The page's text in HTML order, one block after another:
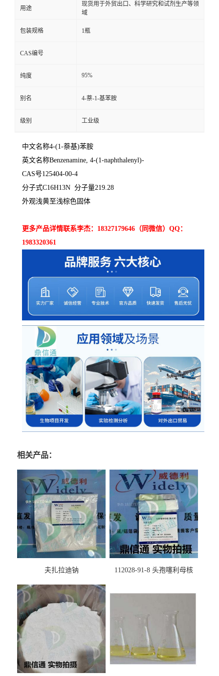
用途
现货用于外贸出口、科学研究和试剂生产等领
域
包装规格 1瓶
CAS编号
纯度 95%
别名 4-萘-1-基苯胺
级别 工业级
中文名称4-(1-萘基)苯胺
英文名称Benzenamine, 4-(1-naphthalenyl)-
CAS号125404-00-4
分子式C16H13N 分子量219.28
外观浅黄至浅棕色固体
更多产品详情联系李杰：18327179646（同微信）QQ：
1983320361
相关产品：
夫扎拉迪钠
112028-91-8 头孢噻利母核